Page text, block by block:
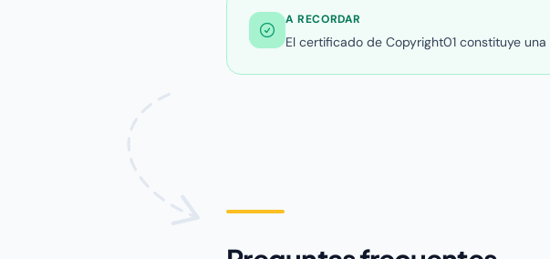
A RECORDAR
El certificado de Copyright01 constituye una